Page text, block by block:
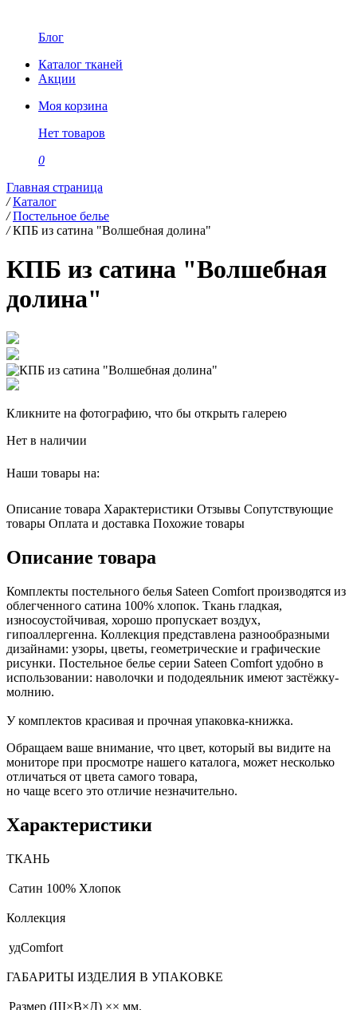
Блог
Каталог тканей
Акции
Моя корзина
Нет товаров
0
Главная страница
/ Каталог
/ Постельное белье
/ КПБ из сатина "Волшебная долина"
КПБ из сатина "Волшебная
долина"
Кликните на фотографию, что бы открыть галерею
Нет в наличии
Наши товары на:
Описание товара Характеристики Отзывы Сопутствующие
товары Оплата и доставка Похожие товары
Описание товара
Комплекты постельного белья Sateen Comfort производятся из
облегченного сатина 100% хлопок. Ткань гладкая,
износоустойчивая, хорошо пропускает воздух,
гипоаллергенна. Коллекция представлена разнообразными
дизайнами: узоры, цветы, геометрические и графические
рисунки. Постельное белье серии Sateen Comfort удобно в
использовании: наволочки и пододеяльник имеют застёжку-
молнию.
У комплектов красивая и прочная упаковка-книжка.
Обращаем ваше внимание, что цвет, который вы видите на
мониторе при просмотре нашего каталога, может несколько
отличаться от цвета самого товара,
но чаще всего это отличие незначительно.
Характеристики
ТКАНЬ
Сатин 100% Хлопок
Коллекция
удComfort
ГАБАРИТЫ ИЗДЕЛИЯ В УПАКОВКЕ
Размер (Ш×В×Д) ×× мм.